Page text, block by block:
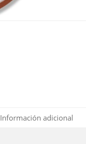
Información adicional